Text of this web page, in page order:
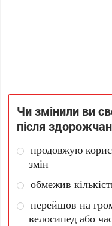
Чи змінили ви
після
продовжую
змін
обмежив
перейшов на
велосипед або